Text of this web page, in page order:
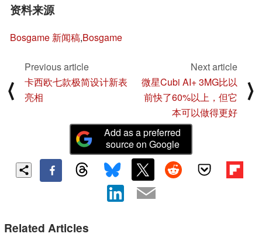
资料来源
Bosgame 新闻稿,Bosgame
⟨
Previous article
卡西欧七款极简设计新表
亮相
Next article
微星Cubi AI+ 3MG比以
前快了60%以上，但它
本可以做得更好
⟩
Add as a preferred
source on Google
Related Articles